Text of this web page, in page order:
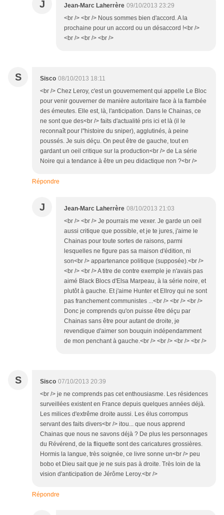
J Jean-Marc Laherrère 09/10/2013 23:29
<br /> <br /> Nous sommes bien d'accord. A la
prochaine pour un accord ou un désaccord !<br />
<br /> <br /> <br />
S Sisco 08/10/2013 18:11
<br /> Chez Leroy, c'est un gouvernement qui appelle Le Bloc
pour venir gouverner de manière autoritaire face à la flambée
des émeutes. Elle est, là, l'anticipation. Dans le Chainas, ce
ne sont que des<br /> faits d'actualité pris ici et là (il le
reconnaît pour l"histoire du sniper), agglutinés, à peine
poussés. Je suis déçu. On peut être de gauche, tout en
gardant un oeil critique sur la production<br /> de La série
Noire qui a tendance à être un peu didactique non ?<br />
Répondre
J Jean-Marc Laherrère 08/10/2013 21:03
<br /> <br /> Je pourrais me vexer. Je garde un oeil
aussi critique que possible, et je te jures, j'aime le
Chainas pour toute sortes de raisons, parmi
lesquelles ne figure pas sa maison d'édition, ni
son<br /> appartenance politique (supposée).<br />
<br /> <br /> A titre de contre exemple je n'avais pas
aimé Black Blocs d'Elsa Marpeau, à la série noire, et
plutôt à gauche. Et j'aime Hunter et Ellroy qui ne sont
pas franchement communistes ...<br /> <br /> <br />
Donc je comprends qu'on puisse être déçu par
Chainas sans être pour autant de droite, je
revendique d'aimer son bouquin indépendamment
de mon penchant à gauche.<br /> <br /> <br /> <br />
S Sisco 07/10/2013 20:39
<br /> je ne comprends pas cet enthousiasme. Les résidences
surveillées existent en France depuis quelques années déjà.
Les milices d'extrême droite aussi. Les élus corrompus
servant des faits divers<br /> itou... que nous apprend
Chainas que nous ne savons déjà ? De plus les personnages
du Révérend, de la fliquette sont des caricatures grossières.
Hormis la langue, très soignée, ce livre sonne un<br /> peu
bobo et Dieu sait que je ne suis pas à droite. Très loin de la
vision d'anticipation de Jérôme Leroy.<br />
Répondre